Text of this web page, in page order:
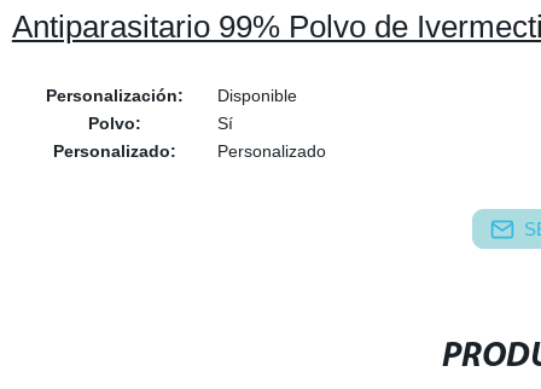
Antiparasitario 99% Polvo de
Personalización:
Disponible
Polvo:
Sí
Personalizado:
Personalizado